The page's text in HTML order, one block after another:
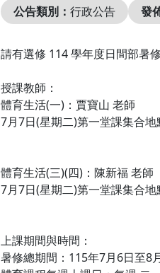
公告類別： 行政公告 發
請有選修 114 學年度日間部暑
授課教師：
體育生活(一)：賈寶山 老師
7月7日(星期二)第一堂課集合
體育生活(三)(四)：陳新福 老師
7月7日(星期二)第一堂課集合
上課期間與時間：
暑修總期間：115年7月6日至8